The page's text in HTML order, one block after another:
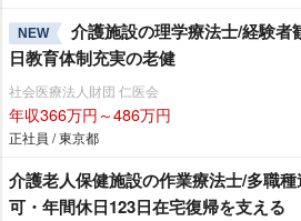
NEW
介護施設の理学療法士/経験者
日教育体制充実の老健
社会医療法人財団 仁医会
年収366万円～486万円
正社員 / 東京都
介護老人保健施設の作業療法士/多職
可・年間休日123日在宅復帰を支える